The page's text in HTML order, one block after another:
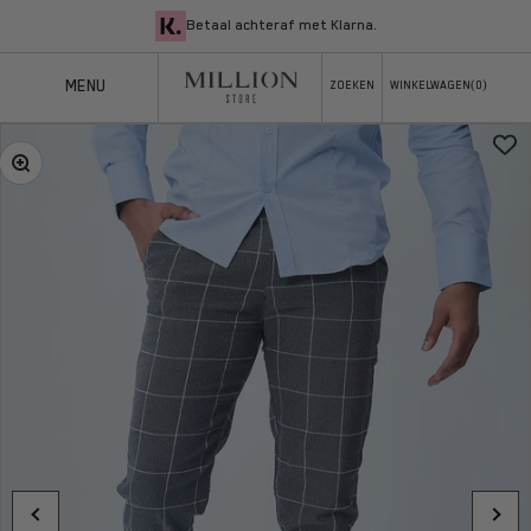
Betaal achteraf met Klarna.
MENU
MILLION
ZOEKEN
ZOEKEN WINKELWAGEN
WINKELWAGEN(0)
In-/uitzoomen